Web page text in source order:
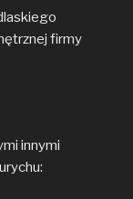
firmy
innymi